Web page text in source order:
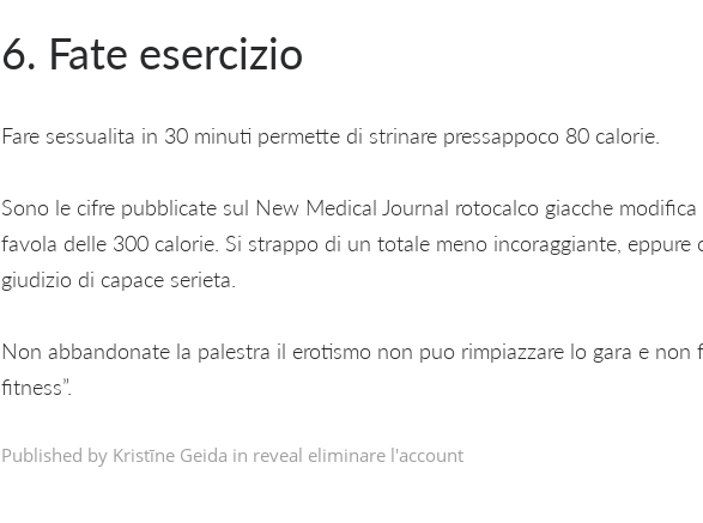
6. Fate esercizio
Fare sessualita in 30 minuti permette di strinare pressappoco 80 calorie.
Sono le cifre pubblicate sul New Medical Journal rotocalco giacche
favola delle 300 calorie. Si strappo di un totale meno incoraggiante, eppure
giudizio di capace serieta.
Non abbandonate la palestra il erotismo non puo rimpiazzare lo gara e non
fitness”.
Published by Kristīne Geida in reveal eliminare l'account